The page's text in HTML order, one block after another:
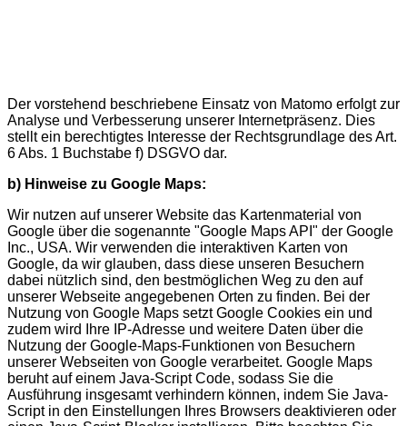
Der vorstehend beschriebene Einsatz von Matomo erfolgt zur
Analyse und Verbesserung unserer Internetpräsenz. Dies
stellt ein berechtigtes Interesse der Rechtsgrundlage des Art.
6 Abs. 1 Buchstabe f) DSGVO dar.
b) Hinweise zu Google Maps:
Wir nutzen auf unserer Website das Kartenmaterial von
Google über die sogenannte "Google Maps API" der Google
Inc., USA. Wir verwenden die interaktiven Karten von
Google, da wir glauben, dass diese unseren Besuchern
dabei nützlich sind, den bestmöglichen Weg zu den auf
unserer Webseite angegebenen Orten zu finden. Bei der
Nutzung von Google Maps setzt Google Cookies ein und
zudem wird Ihre IP-Adresse und weitere Daten über die
Nutzung der Google-Maps-Funktionen von Besuchern
unserer Webseiten von Google verarbeitet. Google Maps
beruht auf einem Java-Script Code, sodass Sie die
Ausführung insgesamt verhindern können, indem Sie Java-
Script in den Einstellungen Ihres Browsers deaktivieren oder